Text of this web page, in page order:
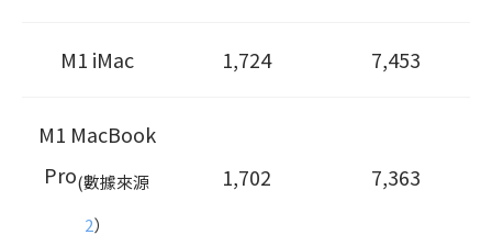
M1 iMac 1,724 7,453
M1‌ MacBook
Pro(數據來源
2）
1,702 7,363